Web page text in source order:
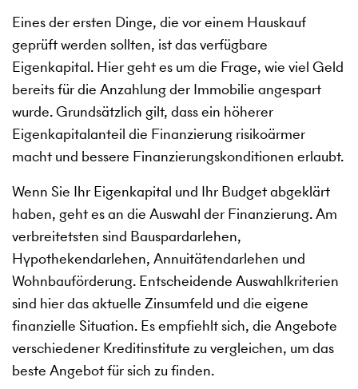
Eines der ersten Dinge, die vor einem Hauskauf
geprüft werden sollten, ist das verfügbare
Eigenkapital. Hier geht es um die Frage, wie viel Geld
bereits für die Anzahlung der Immobilie angespart
wurde. Grundsätzlich gilt, dass ein höherer
Eigenkapitalanteil die Finanzierung risikoärmer
macht und bessere Finanzierungskonditionen erlaubt.
Wenn Sie Ihr Eigenkapital und Ihr Budget abgeklärt
haben, geht es an die Auswahl der Finanzierung. Am
verbreitetsten sind Bauspardarlehen,
Hypothekendarlehen, Annuitätendarlehen und
Wohnbauförderung. Entscheidende Auswahlkriterien
sind hier das aktuelle Zinsumfeld und die eigene
finanzielle Situation. Es empfiehlt sich, die Angebote
verschiedener Kreditinstitute zu vergleichen, um das
beste Angebot für sich zu finden.